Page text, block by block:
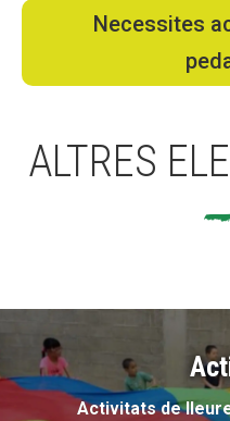
Necessites
ALTRES
Activitats de
Fundesplai als mitjans
Xarxes socials
COL·LABORA
Fundesplai als mitjans
Xarxes socials
COL·LABORA